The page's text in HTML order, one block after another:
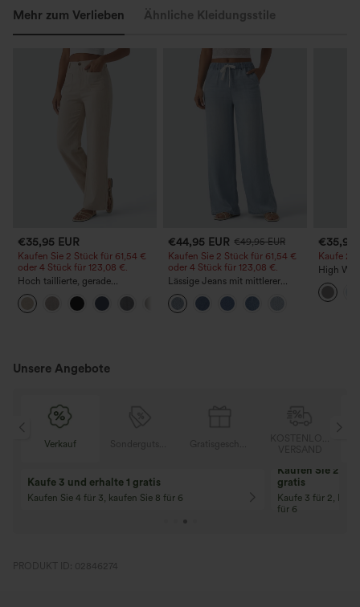
Mehr zum Verlieben Ähnliche Kleidungsstile
€35,95 EUR
Kaufen Sie 2 Stück für 61,54 €
oder 4 Stück für 123,08 €.
Hoch taillierte, gerade
geschnittene, legere Leinen-
Optik-Hose mit Taschen
€44,95 EUR €49,95 EUR
Kaufen Sie 2 Stück für 61,54 €
oder 4 Stück für 123,08 €.
Lässige Jeans mit mittlerer
Bundhöhe, Kordelzug und
Taschen
€35,95
Kaufe 2,
High
Straight
Unsere Angebote
Verkauf
Kaufe 3 und erhalte 1 gratis
Kaufen Sie 4 für 3, kaufen Sie 8 für 6
Kaufen Sie 2
gratis
Kaufe 3 für 2,
für 6
PRODUKT ID: 02846274